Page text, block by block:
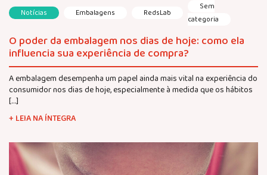
Notícias Embalagens RedsLab
Sem
categoria
O poder da embalagem nos dias de hoje: como ela
influencia sua experiência de compra?
A embalagem desempenha um papel ainda mais vital na experiência do
consumidor nos dias de hoje, especialmente à medida que os hábitos
[…]
+ LEIA NA ÍNTEGRA